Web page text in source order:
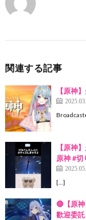
関連する記事
【原神
【原神
原神 #
[…]
🔴【原
歡迎委